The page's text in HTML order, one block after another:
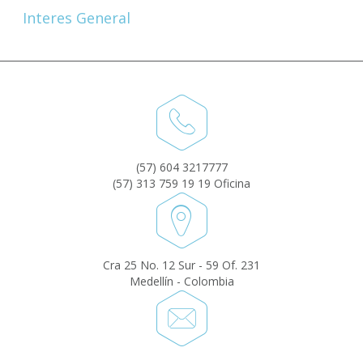
Interes General
(57) 604 3217777
(57) 313 759 19 19 Oficina
Cra 25 No. 12 Sur - 59 Of. 231
Medellín - Colombia